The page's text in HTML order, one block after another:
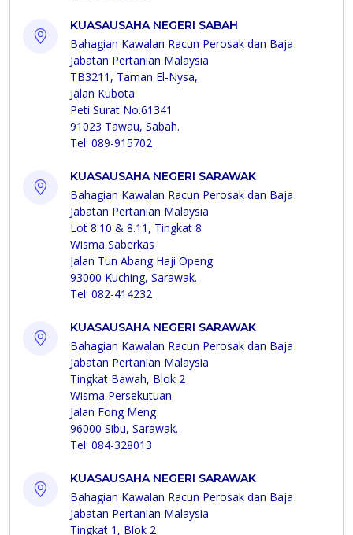
KUASAUSAHA NEGERI SABAH
Bahagian Kawalan Racun Perosak dan Baja
Jabatan Pertanian Malaysia
TB3211, Taman El-Nysa,
Jalan Kubota
Peti Surat No.61341
91023 Tawau, Sabah.
Tel: 089-915702
KUASAUSAHA NEGERI SARAWAK
Bahagian Kawalan Racun Perosak dan Baja
Jabatan Pertanian Malaysia
Lot 8.10 & 8.11, Tingkat 8
Wisma Saberkas
Jalan Tun Abang Haji Openg
93000 Kuching, Sarawak.
Tel: 082-414232
KUASAUSAHA NEGERI SARAWAK
Bahagian Kawalan Racun Perosak dan Baja
Jabatan Pertanian Malaysia
Tingkat Bawah, Blok 2
Wisma Persekutuan
Jalan Fong Meng
96000 Sibu, Sarawak.
Tel: 084-328013
KUASAUSAHA NEGERI SARAWAK
Bahagian Kawalan Racun Perosak dan Baja
Jabatan Pertanian Malaysia
Tingkat 1, Blok 2